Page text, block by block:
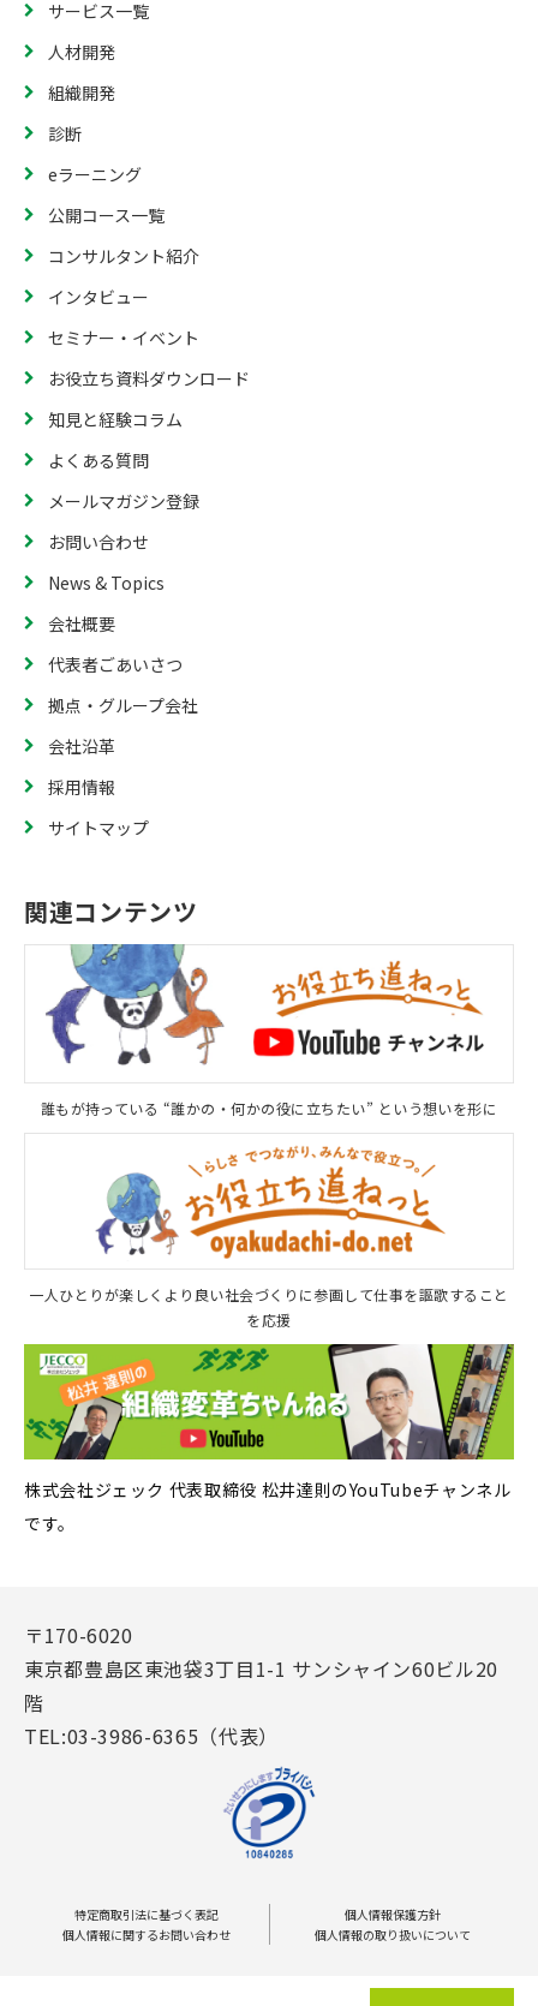
サービス一覧
人材開発
組織開発
診断
eラーニング
公開コース一覧
コンサルタント紹介
インタビュー
セミナー・イベント
お役立ち資料ダウンロード
知見と経験コラム
よくある質問
メールマガジン登録
お問い合わせ
News & Topics
会社概要
代表者ごあいさつ
拠点・グループ会社
会社沿革
採用情報
サイトマップ
関連コンテンツ
誰もが持っている “誰かの・何かの役に立ちたい” という想いを形に
一人ひとりが楽しくより良い社会づくりに参画して仕事を謳歌すること
を応援
株式会社ジェック 代表取締役 松井達則のYouTubeチャンネル
です。
〒170-6020
東京都豊島区東池袋3丁目1-1 サンシャイン60ビル20
階
TEL:03-3986-6365（代表）
特定商取引法に基づく表記
個人情報保護方針
個人情報に関するお問い合わせ
個人情報の取り扱いについて